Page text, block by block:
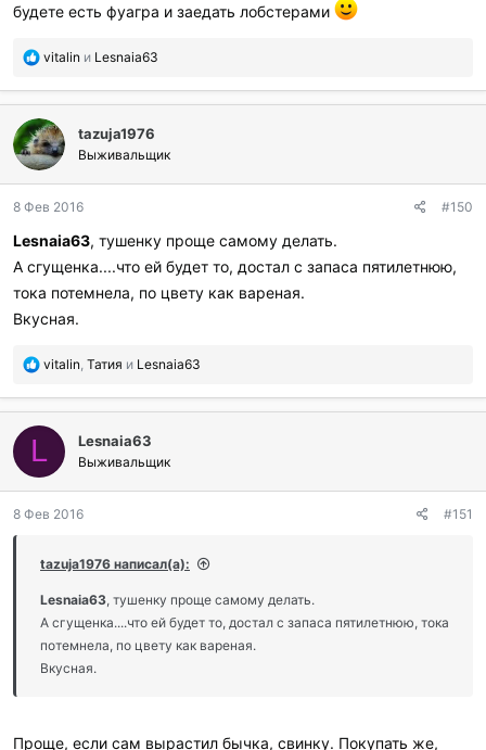
будете есть фуагра и заедать лобстерами
П
б
а
г
о
а
и
л
и
vitalin и Lesnaia63
tazuja1976
Выживальщик
8 Фев 2016 #150
Lesnaia63, тушенку проще самому делать.
А сгущенка....что ей будет то, достал с запаса пятилетнюю,
тока потемнела, по цвету как вареная.
Вкусная.
П
б
г
о
а
и
и
:
vitalin Татия и Lesnaia63
L Lesnaia63
Выживальщик
8 Фев 2016 #151
tazuja1976 написал(а):
Lesnaia63 , тушенку проще самому делать.
А сгущенка....что ей будет то, достал с запаса пятилетнюю, тока
потемнела, по цвету как вареная.
Вкусная.
Проще, если сам вырастил бычка, свинку. Покупать же,